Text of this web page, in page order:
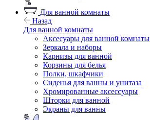
Для ванной комнаты
Назад
Для ванной комнаты
Аксесуары для ванной комнаты
Зеркала и наборы
Карнизы для ванной
Корзины для белья
Полки, шкафчики
Сиденья для ванны и унитаза
Хромированные аксессуары
Шторки для ванной
Экраны для ванны